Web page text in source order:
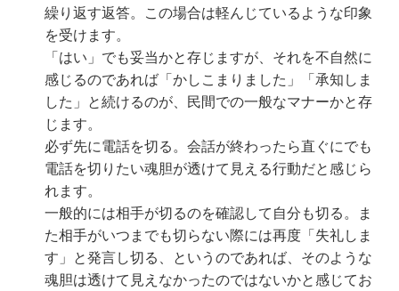
繰り返す返答。この場合は軽んじているような印象
を受けます。
「はい」でも妥当かと存じますが、それを不自然に
感じるのであれば「かしこまりました」「承知しま
した」と続けるのが、民間での一般なマナーかと存
じます。
必ず先に電話を切る。会話が終わったら直ぐにでも
電話を切りたい魂胆が透けて見える行動だと感じら
れます。
一般的には相手が切るのを確認して自分も切る。ま
た相手がいつまでも切らない際には再度「失礼しま
す」と発言し切る、というのであれば、そのような
魂胆は透けて見えなかったのではないかと感じてお